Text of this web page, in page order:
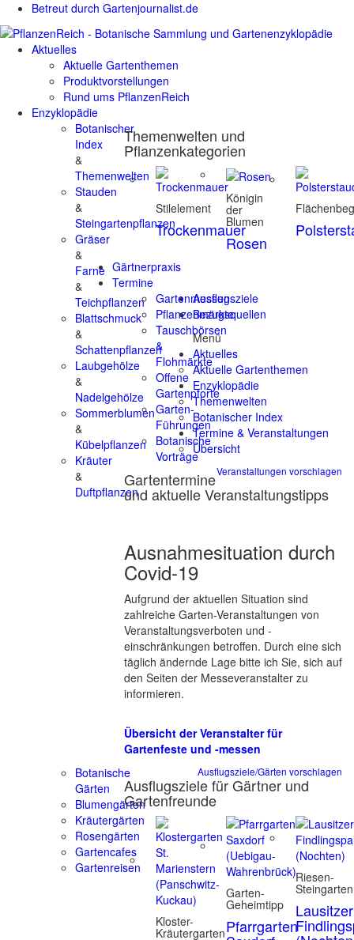
Betreut durch Gartenjournalist.de
Aktuelles
Aktuelle Gartenthemen
Produktvorstellungen
Rund ums PflanzenReich
Enzyklopädie
Botanischer
Index
&
Themenwelten
Stauden
&
Steingartenpflanzen
Gräser
&
Farne
&
Teichpflanzen
Blattschmuck
&
Schattenpflanzen
Laubgehölze
&
Nadelgehölze
Sommerblumen
&
Kübelpflanzen
Kräuter
&
Duftpflanzen
Themenwelten und
Pflanzenkategorien
Stilelement
Trockenmauer
Königin
der
Blumen
Rosen
Gärtnerpraxis
Termine
Gartenmessen
Pflanzenmärkte
Tauschbörsen
&
Flohmärkte
Offene
Gartenpforte
Garten-
Führungen
Botanische
Vorträge
Veranstaltungen vorschlagen
Gartentermine
und aktuelle Veranstaltungstipps
Ausnahmesituation durch
Covid-19
Aufgrund der aktuellen Situation sind
zahlreiche Garten-Veranstaltungen von
Veranstaltungsverboten und -
einschränkungen betroffen. Durch eine sich
täglich ändernde Lage bitte ich Sie, sich auf
den Seiten der Messeveranstalter zu
informieren.
Übersicht der Veranstalter für
Gartenfeste und -messen
Ausflugsziele
Botanische
Gärten
Blumengärten
Kräutergärten
Rosengärten
Gartencafes
Gartenreisen
Ausflugsziele/Gärten vorschlagen
Ausflugsziele für Gärtner und
Gartenfreunde
Kloster-
Kräutergarten
Garten-
Geheimtipp
Pfarrgarten
Riesen-
Steingarten
Lausitzer
Bezugsquellen
Menü
Aktuelles
Aktuelle Gartenthemen
Enzyklopädie
Themenwelten
Botanischer Index
Termine & Veranstaltungen
Übersicht